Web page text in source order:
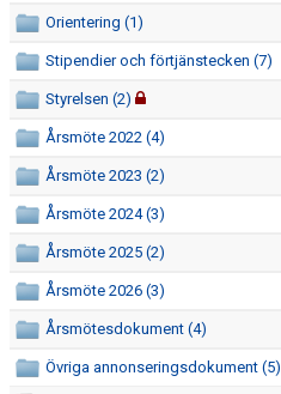
Orientering (1)
Stipendier och förtjänstecken (7)
Styrelsen (2)
Årsmöte 2022 (4)
Årsmöte 2023 (2)
Årsmöte 2024 (3)
Årsmöte 2025 (2)
Årsmöte 2026 (3)
Årsmötesdokument (4)
Övriga annonseringsdokument (5)